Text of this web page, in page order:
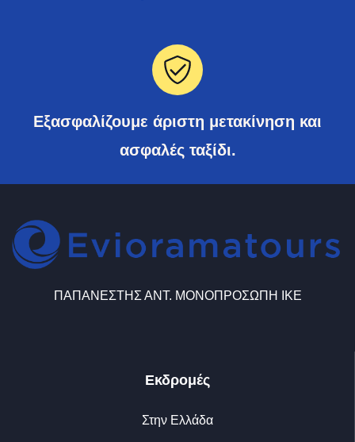
Εξασφαλίζουμε άριστη μετακίνηση και
ασφαλές ταξίδι.
ΠΑΠΑΝΕΣΤΗΣ ΑΝΤ. ΜΟΝΟΠΡΟΣΩΠΗ ΙΚΕ
Εκδρομές
Στην Ελλάδα